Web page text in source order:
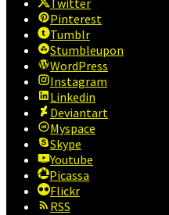
Pinterest
Tumblr
Stumbleupon
WordPress
Instagram
Linkedin
Deviantart
Myspace
Skype
Youtube
Picassa
Flickr
RSS